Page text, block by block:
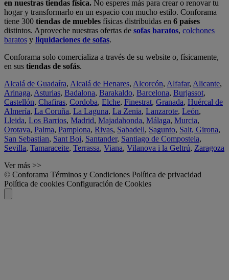
en nuestras tiendas física. No esperes más para crear o renovar tu
hogar y transformarlo en un espacio con mucho estilo. Conforama
tiene 300 tiendas de muebles físicas distribuidas en 6 países
distintos. Aproveche nuestras ofertas de sofas baratos, colchones
baratos y liquidaciones de sofas.
Conforama solo comercializa a través de su website o, físicamente,
en sus tiendas de sofás.
Alcalá de Guadaíra, Alcalá de Henares, Alcorcón, Alfafar, Alicante,
Arinaga, Asturias, Badalona, Barakaldo, Barcelona, Burjassot,
Castellón, Chafiras, Cordoba, Elche, Finestrat, Granada, Huércal de
Almería, La Coruña, La Laguna, La Zenia, Lanzarote, León,
Lleida, Los Barrios, Madrid, Majadahonda, Málaga, Murcia,
Orotava, Palma, Pamplona, Rivas, Sabadell, Sagunto, Salt, Girona,
San Sebastian, Sant Boi, Santander, Santiago de Compostela,
Sevilla, Tamaraceite, Terrassa, Viana, Vilanova i la Geltrú, Zaragoza
Ver más >>
© Conforama Términos y Condiciones Política de privacidad
Política de cookies Configuración de Cookies